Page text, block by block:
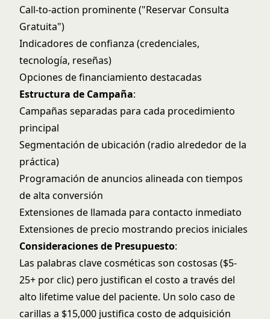
Call-to-action prominente ("Reservar Consulta
Gratuita")
Indicadores de confianza (credenciales,
tecnología, reseñas)
Opciones de financiamiento destacadas
Estructura de Campaña:
Campañas separadas para cada procedimiento
principal
Segmentación de ubicación (radio alrededor de la
práctica)
Programación de anuncios alineada con tiempos
de alta conversión
Extensiones de llamada para contacto inmediato
Extensiones de precio mostrando precios iniciales
Consideraciones de Presupuesto:
Las palabras clave cosméticas son costosas ($5-
25+ por clic) pero justifican el costo a través del
alto lifetime value del paciente. Un solo caso de
carillas a $15,000 justifica costo de adquisición